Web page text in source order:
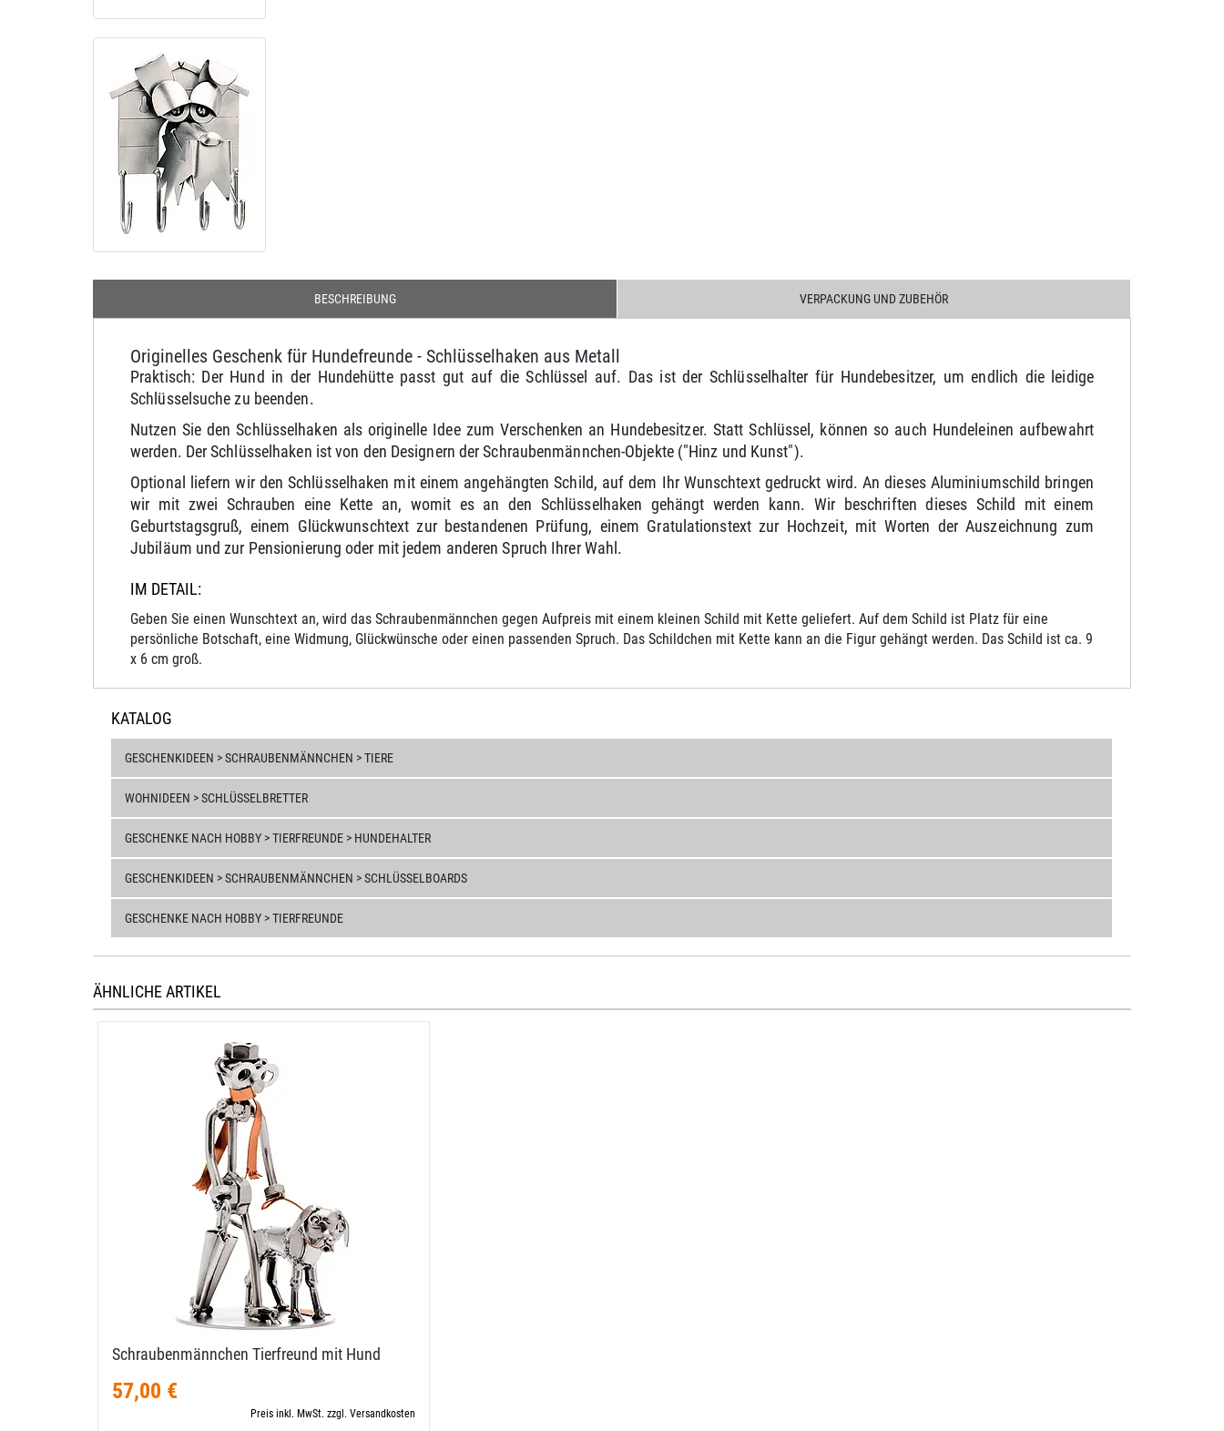
BESCHREIBUNG VERPACKUNG UND ZUBEHÖR
Originelles Geschenk für Hundefreunde - Schlüsselhaken aus Metall
Praktisch: Der Hund in der Hundehütte passt gut auf die Schlüssel auf. Das ist der Schlüsselhalter für Hundebesitzer, um endlich die leidige
Schlüsselsuche zu beenden.
Nutzen Sie den Schlüsselhaken als originelle Idee zum Verschenken an Hundebesitzer. Statt Schlüssel, können so auch Hundeleinen aufbewahrt
werden. Der Schlüsselhaken ist von den Designern der Schraubenmännchen-Objekte ("Hinz und Kunst").
Optional liefern wir den Schlüsselhaken mit einem angehängten Schild, auf dem Ihr Wunschtext gedruckt wird. An dieses Aluminiumschild bringen
wir mit zwei Schrauben eine Kette an, womit es an den Schlüsselhaken gehängt werden kann. Wir beschriften dieses Schild mit einem
Geburtstagsgruß, einem Glückwunschtext zur bestandenen Prüfung, einem Gratulationstext zur Hochzeit, mit Worten der Auszeichnung zum
Jubiläum und zur Pensionierung oder mit jedem anderen Spruch Ihrer Wahl.
IM DETAIL:
Geben Sie einen Wunschtext an, wird das Schraubenmännchen gegen Aufpreis mit einem kleinen Schild mit Kette geliefert. Auf dem Schild ist Platz für eine
persönliche Botschaft, eine Widmung, Glückwünsche oder einen passenden Spruch. Das Schildchen mit Kette kann an die Figur gehängt werden. Das Schild ist ca. 9
x 6 cm groß.
KATALOG
GESCHENKIDEEN > SCHRAUBENMÄNNCHEN > TIERE
WOHNIDEEN > SCHLÜSSELBRETTER
GESCHENKE NACH HOBBY > TIERFREUNDE > HUNDEHALTER
GESCHENKIDEEN > SCHRAUBENMÄNNCHEN > SCHLÜSSELBOARDS
GESCHENKE NACH HOBBY > TIERFREUNDE
ÄHNLICHE ARTIKEL
Schraubenmännchen Tierfreund mit Hund
57,00 €
Preis inkl. MwSt. zzgl. Versandkosten